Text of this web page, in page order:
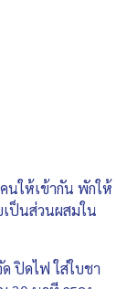
นให้เข้ากัน พักให้
ป็นส่วนผสมใน
ปิดไฟ ใส่ใบชา